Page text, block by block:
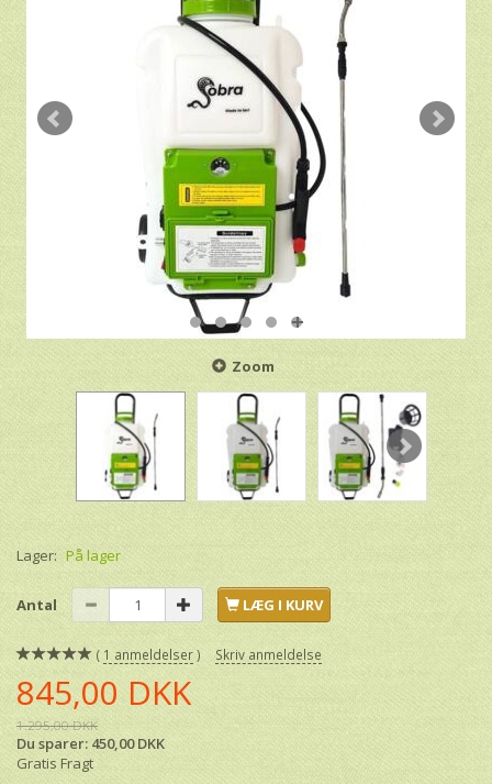
Zoom
Lager: På lager
Antal LÆG I KURV
1 anmeldelser Skriv anmeldelse
845,00 DKK
1.295,00 DKK
Du sparer:450,00 DKK
Gratis Fragt